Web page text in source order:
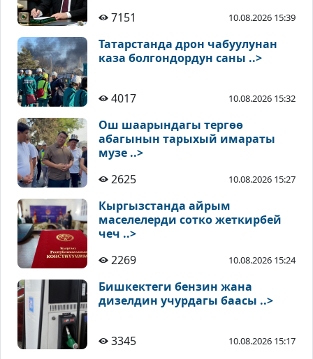
7151
10.08.2026 15:39
Татарстанда дрон чабуулунан
каза болгондордун саны ..>
4017 10.08.2026 15:32
Ош шаарындагы тергөө
абагынын тарыхый имараты
музе ..>
2625
10.08.2026 15:27
Кыргызстанда айрым
маселелерди сотко жеткирбей
чеч ..>
2269
10.08.2026 15:24
Бишкектеги бензин жана
дизелдин учурдагы баасы ..>
3345 10.08.2026 15:17